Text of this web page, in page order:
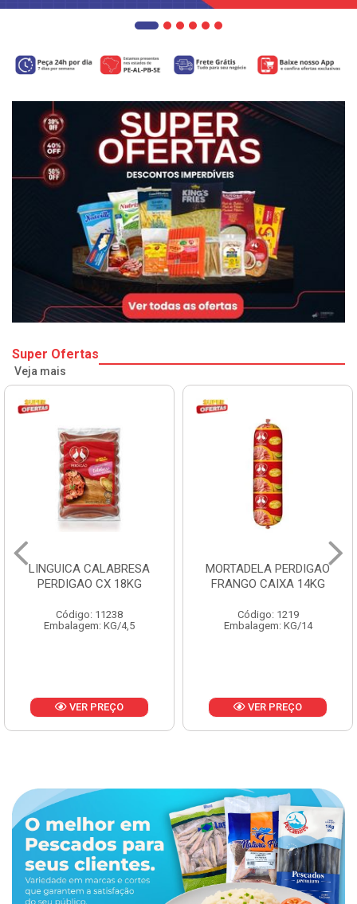
Super Ofertas
Veja mais
MORTADELA PERDIGAO
FRANGO CAIXA 14KG
Código: 1219
Embalagem: KG/14
VER PREÇO
SALSICHA HOT DOG
PERDIGAO CX 20KG
Código: 1225
Embalagem: KG/5
VER PREÇO